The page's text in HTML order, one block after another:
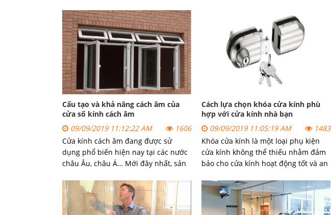
Cấu tạo và khả năng cách âm của
cửa sổ kính cách âm
09/09/2019 11:12:22 AM
1606
Cửa kính cách âm đang được sử
dụng phổ biến hiện nay tại các nước
châu Âu, châu Á… Mới đây nhất, sản
hiện diện tại Việt Nam. Với nhiều ưu
điểm vượt trội, cửa sổ kính cách
âm nhận được sự quan tâm của mọi
Cách lựa chọn khóa cửa kính phù
hợp với cửa kính nhà bạn
09/09/2019 11:05:19 AM
1483
Khóa cửa kính là một loại phụ kiện
cửa kính không thể thiếu nhằm đảm
bảo cho cửa kính hoạt động tốt và an
giúp bảo vệ an toàn cho cửa kính mà
còn giúp cho cửa kính tăng thêm tính
thẩm mỹ hơn.